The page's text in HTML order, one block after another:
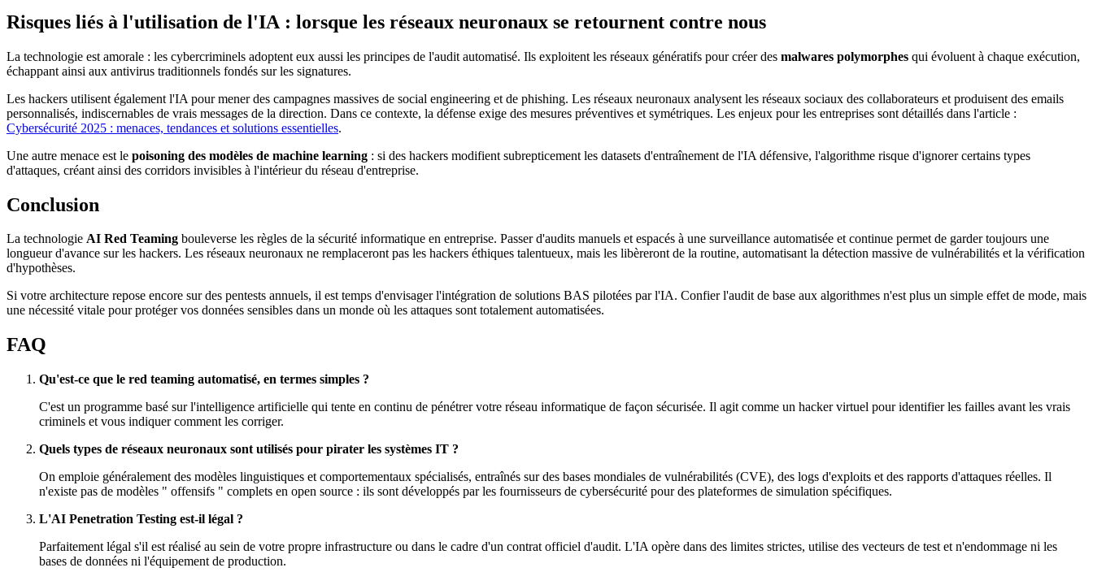
Risques liés à l'utilisation de l'IA : lorsque les réseaux neuronaux se retournent contre nous
La technologie est amorale : les cybercriminels adoptent eux aussi les principes de l'audit automatisé. Ils exploitent les réseaux génératifs pour créer des malwares polymorphes qui évoluent à chaque exécution,
échappant ainsi aux antivirus traditionnels fondés sur les signatures.
Les hackers utilisent également l'IA pour mener des campagnes massives de social engineering et de phishing. Les réseaux neuronaux analysent les réseaux sociaux des collaborateurs et produisent des emails
personnalisés, indiscernables de vrais messages de la direction. Dans ce contexte, la défense exige des mesures préventives et symétriques. Les enjeux pour les entreprises sont détaillés dans l'article :
Cybersécurité 2025 : menaces, tendances et solutions essentielles.
Une autre menace est le poisoning des modèles de machine learning : si des hackers modifient subrepticement les datasets d'entraînement de l'IA défensive, l'algorithme risque d'ignorer certains types
d'attaques, créant ainsi des corridors invisibles à l'intérieur du réseau d'entreprise.
Conclusion
La technologie AI Red Teaming bouleverse les règles de la sécurité informatique en entreprise. Passer d'audits manuels et espacés à une surveillance automatisée et continue permet de garder toujours une
longueur d'avance sur les hackers. Les réseaux neuronaux ne remplaceront pas les hackers éthiques talentueux, mais les libèreront de la routine, automatisant la détection massive de vulnérabilités et la vérification
d'hypothèses.
Si votre architecture repose encore sur des pentests annuels, il est temps d'envisager l'intégration de solutions BAS pilotées par l'IA. Confier l'audit de base aux algorithmes n'est plus un simple effet de mode, mais
une nécessité vitale pour protéger vos données sensibles dans un monde où les attaques sont totalement automatisées.
FAQ
Qu'est-ce que le red teaming automatisé, en termes simples ?
C'est un programme basé sur l'intelligence artificielle qui tente en continu de pénétrer votre réseau informatique de façon sécurisée. Il agit comme un hacker virtuel pour identifier les failles avant les vrais
criminels et vous indiquer comment les corriger.
Quels types de réseaux neuronaux sont utilisés pour pirater les systèmes IT ?
On emploie généralement des modèles linguistiques et comportementaux spécialisés, entraînés sur des bases mondiales de vulnérabilités (CVE), des logs d'exploits et des rapports d'attaques réelles. Il
n'existe pas de modèles " offensifs " complets en open source : ils sont développés par les fournisseurs de cybersécurité pour des plateformes de simulation spécifiques.
L'AI Penetration Testing est-il légal ?
Parfaitement légal s'il est réalisé au sein de votre propre infrastructure ou dans le cadre d'un contrat officiel d'audit. L'IA opère dans des limites strictes, utilise des vecteurs de test et n'endommage ni les
bases de données ni l'équipement de production.